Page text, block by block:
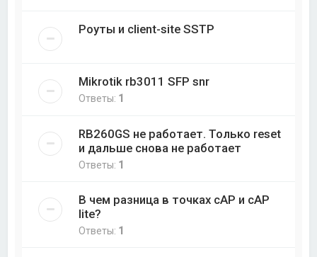
Роуты и client-site SSTP
Mikrotik rb3011 SFP snr
Ответы: 1
RB260GS не работает. Только reset
и дальше снова не работает
Ответы: 1
В чем разница в точках cAP и cAP
lite?
Ответы: 1